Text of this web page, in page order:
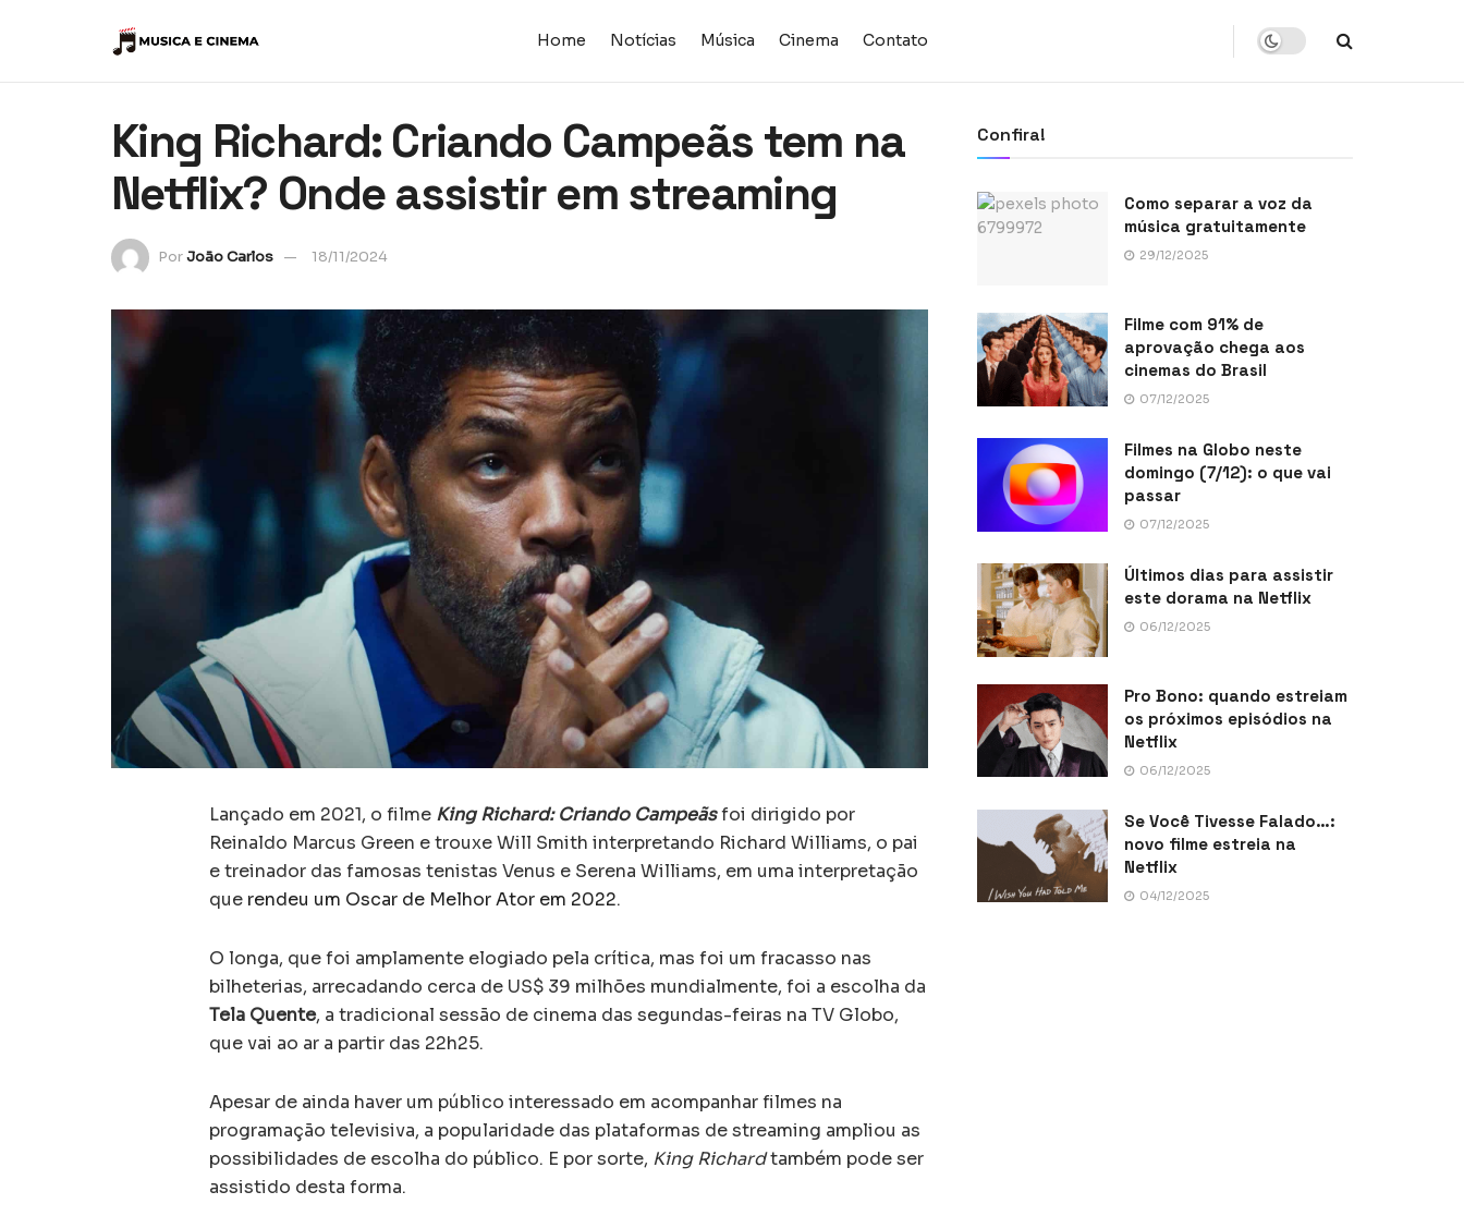
Home Notícias Música Cinema Contato
King Richard: Criando Campeãs tem na
Netflix? Onde assistir em streaming
PorJoão Carlos 18/11/2024
Lançado em 2021, o filme King Richard: Criando Campeãsfoi dirigido por
Reinaldo Marcus Green e trouxe Will Smith interpretando Richard Williams, o pai
e treinador das famosas tenistas Venus e Serena Williams, em uma interpretação
que rendeu um Oscar de Melhor Ator em 2022.
O longa, que foi amplamente elogiado pela crítica, mas foi um fracasso nas
bilheterias, arrecadando cerca de US$ 39 milhões mundialmente, foi a escolha da
Tela Quente, a tradicional sessão de cinema das segundas-feiras na TV Globo,
que vai ao ar a partir das 22h25.
Apesar de ainda haver um público interessado em acompanhar filmes na
programação televisiva, a popularidade das plataformas de streaming ampliou as
possibilidades de escolha do público. E por sorte, King Richardtambém pode ser
assistido desta forma.
Confira!
Como separar a voz da
música gratuitamente
29/12/2025
Filme com 91% de
aprovação chega aos
cinemas do Brasil
07/12/2025
Filmes na Globo neste
domingo (7/12): o que vai
passar
07/12/2025
Últimos dias para assistir
este dorama na Netflix
06/12/2025
Pro Bono: quando estreiam
os próximos episódios na
Netflix
06/12/2025
Se Você Tivesse Falado…:
novo filme estreia na
Netflix
04/12/2025